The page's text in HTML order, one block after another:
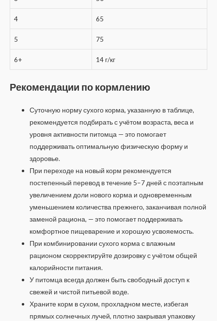
4 65
5 75
6+ 14 г/кг
Рекомендации по кормлению
Суточную норму сухого корма, указанную в таблице,
рекомендуется подбирать с учётом возраста, веса и
уровня активности питомца — это помогает
поддерживать оптимальную физическую форму и
здоровье.
При переходе на новый корм рекомендуется
постепенный перевод в течение 5–7 дней с поэтапным
увеличением доли нового корма и одновременным
уменьшением количества прежнего, заканчивая полной
заменой рациона, — это помогает поддерживать
комфортное пищеварение и хорошую усвояемость.
При комбинировании сухого корма с влажным
рационом скорректируйте дозировку с учётом общей
калорийности питания.
У питомца всегда должен быть свободный доступ к
свежей и чистой питьевой воде.
Храните корм в сухом, прохладном месте, избегая
прямых солнечных лучей, плотно закрывая упаковку